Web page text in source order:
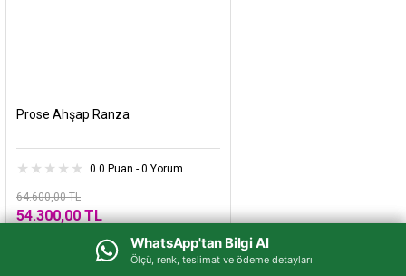
WhatsApp'tan Bilgi Al
Ölçü, renk, teslimat ve ödeme detayları
Prose Ahşap Ranza
0.0 Puan - 0 Yorum
64.600,00 TL
54.300,00 TL
Havale Fiyatı : 46.155,00 TL
WhatsApp'tan Bilgi Al
Ölçü, renk, teslimat ve ödeme detayları